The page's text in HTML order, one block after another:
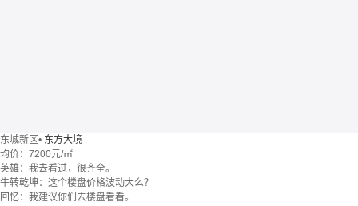
东城新区• 东方大境
均价： 7200元/㎡
英雄：我去看过，很齐全。
牛转乾坤：这个楼盘价格波动大么？
回忆：我建议你们去楼盘看看。